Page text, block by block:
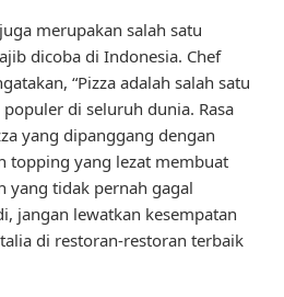
merupakan salah satu
dicoba di Indonesia. Chef
“Pizza adalah salah satu
di seluruh dunia. Rasa
yang dipanggang dengan
topping yang lezat membuat
yang tidak pernah gagal
jangan lewatkan kesempatan
di restoran-restoran terbaik